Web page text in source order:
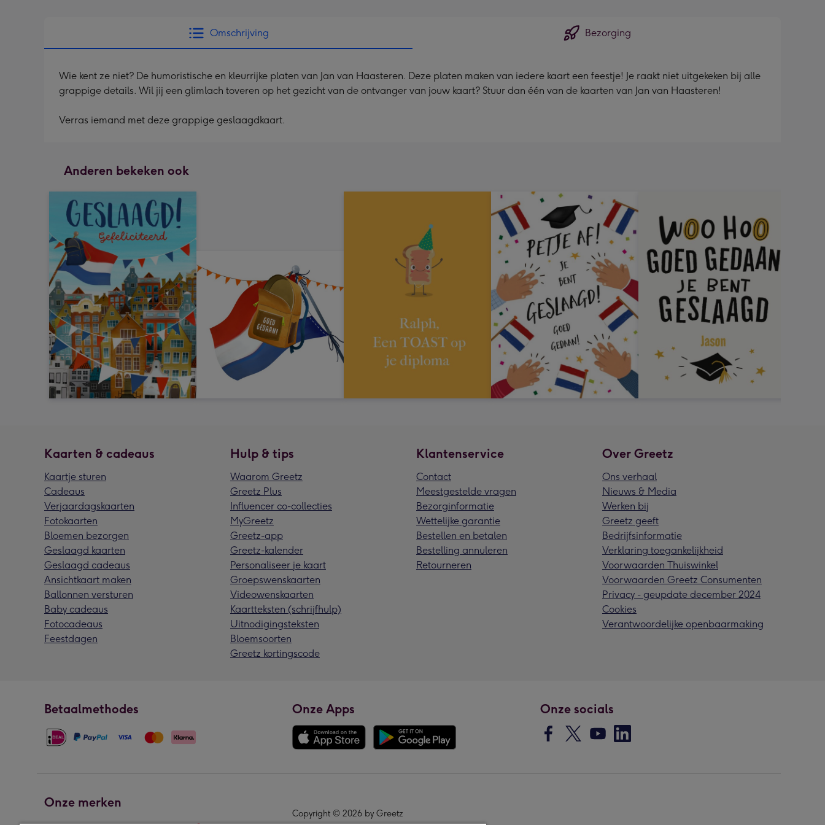
mm
Omschrijving Bezorging
Wie kent ze niet? De humoristische en kleurrijke platen van Jan van Haasteren. Deze platen maken van iedere kaart een feestje! Je raakt niet uitgekeken bij alle
grappige details. Wil jij een glimlach toveren op het gezicht van de ontvanger van jouw kaart? Stuur dan één van de kaarten van Jan van Haasteren!
Verras iemand met deze grappige geslaagdkaart.
Anderen bekeken ook
Kaarten & cadeaus
Kaartje sturen
Cadeaus
Verjaardagskaarten
Fotokaarten
Bloemen bezorgen
Geslaagd kaarten
Geslaagd cadeaus
Ansichtkaart maken
Ballonnen versturen
Baby cadeaus
Fotocadeaus
Feestdagen
Hulp & tips
Waarom Greetz
Greetz Plus
Influencer co-collecties
MyGreetz
Greetz-app
Greetz-kalender
Personaliseer je kaart
Groepswenskaarten
Videowenskaarten
Kaartteksten (schrijfhulp)
Uitnodigingsteksten
Bloemsoorten
Greetz kortingscode
Klantenservice
Contact
Meestgestelde vragen
Bezorginformatie
Wettelijke garantie
Bestellen en betalen
Bestelling annuleren
Retourneren
Over Greetz
Ons verhaal
Nieuws & Media
Werken bij
Greetz geeft
Bedrijfsinformatie
Verklaring toegankelijkheid
Voorwaarden Thuiswinkel
Voorwaarden Greetz Consumenten
Privacy - geupdate december 2024
Cookies
Verantwoordelijke openbaarmaking
Betaalmethodes Onze Apps Onze socials
Onze merken
Copyright © 2026 by Greetz